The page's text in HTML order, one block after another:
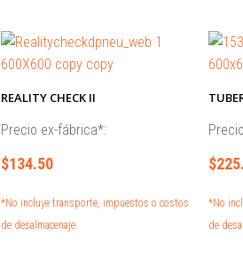
REALITY CHECK II
Precio ex-fábrica*:
$134.50
*No incluye transporte, impuestos o costos
de desalmacenaje.
*No
de